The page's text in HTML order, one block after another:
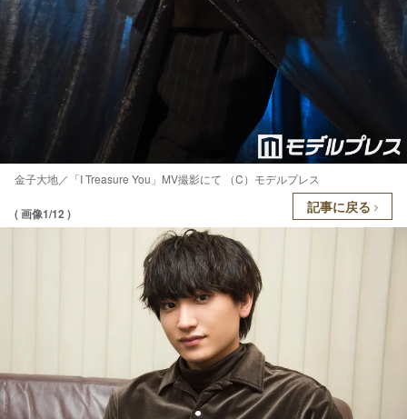
金子大地／「I Treasure You」MV撮影にて （C）モデルプレス
( 画像1/12 ) 記事に戻る